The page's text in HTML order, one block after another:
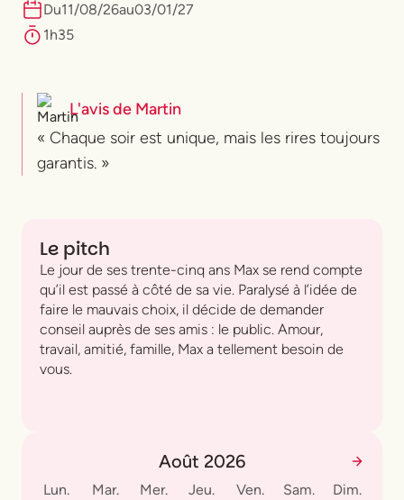
Du11/08/26au03/01/27
1h35
L'avis de Martin
« Chaque soir est unique, mais les rires toujours
garantis. »
Le pitch
Le jour de ses trente-cinq ans Max se rend compte
qu’il est passé à côté de sa vie. Paralysé à l’idée de
faire le mauvais choix, il décide de demander
conseil auprès de ses amis : le public. Amour,
travail, amitié, famille, Max a tellement besoin de
vous.
Août 2026
Lun. Mar. Mer. Jeu. Ven. Sam.
Dim.